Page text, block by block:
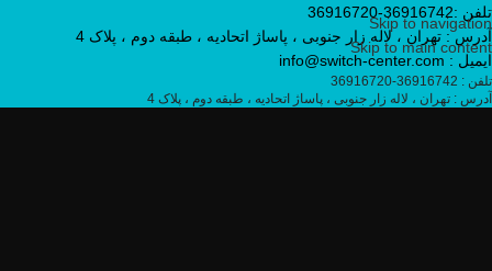
Skip to navigation
Skip to main content
تلفن :36916742-36916720
آدرس : تهران ، لاله زار جنوبی ، پاساژ اتحادیه ، طبقه دوم ، پلاک 4
ایمیل : info@switch-center.com
تلفن : 36916742-36916720
آدرس : تهران ، لاله زار جنوبی ، پاساژ اتحادیه ، طبقه دوم ، پلاک 4